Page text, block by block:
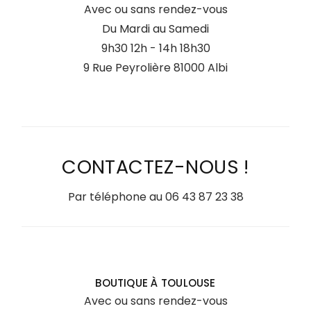
Avec ou sans rendez-vous
Du Mardi au Samedi
9h30 12h - 14h 18h30
9 Rue Peyrolière 81000 Albi
CONTACTEZ-NOUS !
Par téléphone au06 43 87 23 38
BOUTIQUE À TOULOUSE
Avec ou sans rendez-vous